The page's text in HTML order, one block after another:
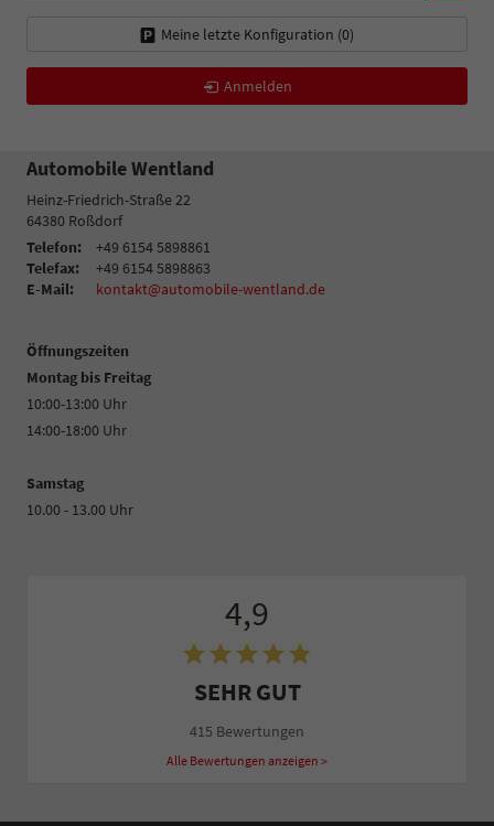
Meine letzte Konfiguration (0)
Anmelden
Automobile Wentland
Heinz-Friedrich-Straße 22
64380 Roßdorf
Telefon:
+49 6154 5898861
Telefax:
+49 6154 5898863
E-Mail:
kontakt@automobile-wentland.de
Öffnungszeiten
Montag bis Freitag
10:00-13:00 Uhr
14:00-18:00 Uhr
Samstag
10.00 - 13.00 Uhr
4,9
SEHR GUT
415 Bewertungen
Alle Bewertungen anzeigen >